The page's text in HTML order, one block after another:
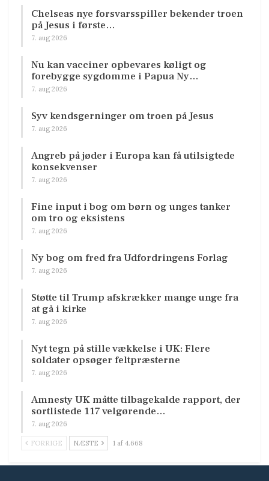
Chelseas nye forsvarsspiller bekender troen
på Jesus i første…
7. aug 2026
Nu kan vacciner opbevares køligt og
forebygge sygdomme i Papua Ny…
7. aug 2026
Syv kendsgerninger om troen på Jesus
7. aug 2026
Angreb på jøder i Europa kan få utilsigtede
konsekvenser
7. aug 2026
Fine input i bog om børn og unges tanker
om tro og eksistens
7. aug 2026
Ny bog om fred fra Udfordringens Forlag
7. aug 2026
Støtte til Trump afskrækker mange unge fra
at gå i kirke
7. aug 2026
Nyt tegn på stille vækkelse i UK: Flere
soldater opsøger feltpræsterne
7. aug 2026
Amnesty UK måtte tilbagekalde rapport, der
sortlistede 117 velgørende…
7. aug 2026
FORRIGE NÆSTE 1 af 4.668